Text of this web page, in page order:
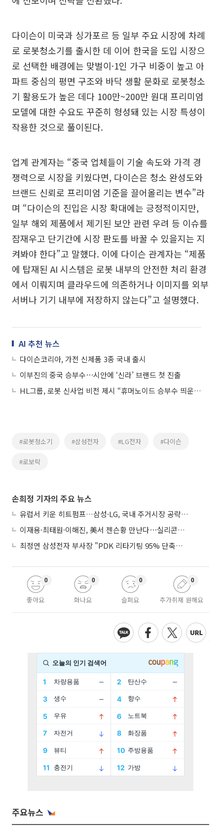
다이슨이 미국과 싱가포르 등 일부 주요 시장에 차례
로 로봇청소기를 출시한 데 이어 한국을 도입 시장으
로 선택한 배경에는 맞벌이·1인 가구 비중이 높고 아
파트 중심의 평면 구조와 바닥 생활 문화로 로봇청소
기 활용도가 높은 데다 100만~200만 원대 프리미엄
모델에 대한 수요도 꾸준히 형성돼 있는 시장 특성이
작용한 것으로 풀이된다.
업계 관계자는 “중국 업체들이 기술 속도와 가격 경
쟁력으로 시장을 키웠다면, 다이슨은 청소 완성도와
브랜드 신뢰로 프리미엄 기준을 끌어올리는 변수”라
며 “다이슨의 진입은 시장 확대에는 긍정적이지만,
일부 해외 제품에서 제기된 보안 관련 우려 등 이슈를
잠재우고 단기간에 시장 판도를 바꿀 수 있을지는 지
켜봐야 한다”고 말했다. 이에 다이슨 관계자는 “제품
에 탑재된 AI 시스템은 로봇 내부의 안전한 처리 환경
에서 이뤄지며 클라우드에 의존하거나 이미지를 외부
서버나 기기 내부에 저장하지 않는다”고 설명했다.
AI 추천 뉴스
다이슨코리아, 가전 신제품 3종 국내 출시
이부진의 중국 승부수⋯시안에 ‘신라’ 브랜드 첫 진출
HL그룹, 로봇 신사업 비전 제시 “휴머노이드 승부수 띄운다”
#로봇청소기 #삼성전자 #LG전자 #다이슨
#로보락
손희정 기자의 주요 뉴스
유럽서 키운 히트펌프…삼성·LG, 국내 주거시장 공략 ‘속도’
이재용·최태원·이해진, 美서 젠슨황 만난다⋯실리콘밸리 집결하는 AI리더
최정연 삼성전자 부사장 "PDK 리타기팅 95% 단축…에이전트 AI 시범 활용"
좋아요
0
화나요
0
슬퍼요
0
추가취재 원해요
0
주요뉴스